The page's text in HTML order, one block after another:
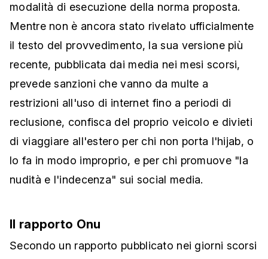
modalità di esecuzione della norma proposta.
Mentre non è ancora stato rivelato ufficialmente
il testo del provvedimento, la sua versione più
recente, pubblicata dai media nei mesi scorsi,
prevede sanzioni che vanno da multe a
restrizioni all'uso di internet fino a periodi di
reclusione, confisca del proprio veicolo e divieti
di viaggiare all'estero per chi non porta l'hijab, o
lo fa in modo improprio, e per chi promuove "la
nudità e l'indecenza" sui social media.
Il rapporto Onu
Secondo un rapporto pubblicato nei giorni scorsi